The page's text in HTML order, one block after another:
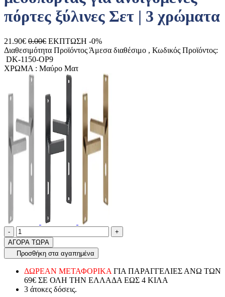
πόρτες ξύλινες Σετ | 3 χρώματα
21.90€ 0.00€ ΕΚΠΤΩΣΗ -0%
Διαθεσιμότητα Προϊόντος Άμεσα διαθέσιμο , Κωδικός Προϊόντος:
DK-1150-OP9
ΧΡΩΜΑ : Μαύρο Ματ
Ποσότητα
-product.increase.quantity +
ΑΓΟΡΑ ΤΩΡΑ
Προσθήκη στα αγαπημένα
ΔΩΡΕΑΝ ΜΕΤΑΦΟΡΙΚΑ ΓΙΑ ΠΑΡΑΓΓΕΛΙΕΣ ΑΝΩ ΤΩΝ
69€ ΣΕ ΟΛΗ ΤΗΝ ΕΛΛΑΔΑ ΕΩΣ 4 ΚΙΛΑ
3 άτοκες δόσεις.